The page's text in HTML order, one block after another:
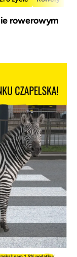
rowerowym